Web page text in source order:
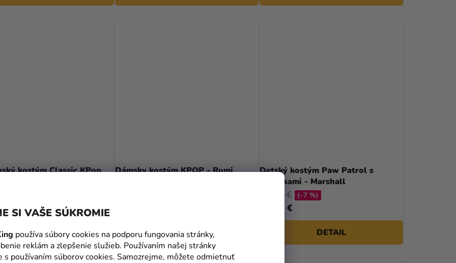
SI VAŠE SÚKROMIE
používa súbory cookies na podporu fungovania stránky,
reklám a zlepšenie služieb. Používaním našej stránky
s používaním súborov cookies. Samozrejme, môžete odmietnuť
kostým Classic KPop
DETAIL
Dámsky kostým KPOP - Rumi
DETAIL
Detský kostým Paw Patrol s
doplnkami - Marshall
24,99 €
26,99 € (–7 %)
DETAIL